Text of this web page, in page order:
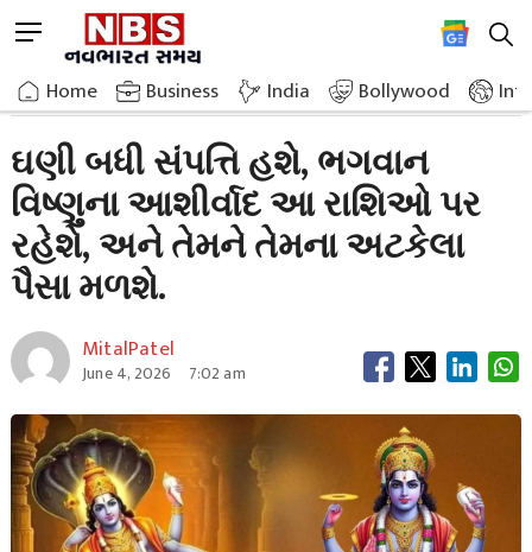
to
content
M
n
u
u
t
t
o
n
Home Business India Bollywood
Home»Breaking News»There Will Be An Abundance Of Wealth
ઘણી બધી સંપત્તિ હશે, ભગવાન
વિષ્ણુના આશીર્વાદ આ રાશિઓ પર
રહેશે, અને તેમને તેમના અટકેલા
પૈસા મળશે.
MitalPatel
June 4, 2026 7:02 am